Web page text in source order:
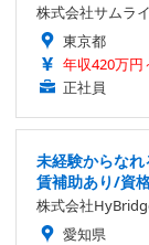
株式会社サムラ
東京都
年収420万円
正社員
未経験からな
賃補助あり/資
株式会社
愛知県